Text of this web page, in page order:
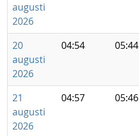
augusti
2026
20
augusti
2026
04:54 05:44
21
augusti
2026
04:57 05:46